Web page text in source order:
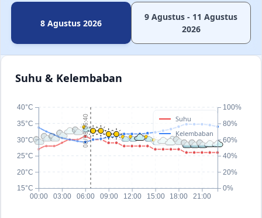
8 Agustus 2026
9 Agustus - 11 Agustus
2026
Suhu & Kelembaban
08/08 06:40
00:00 03:00 06:00 09:00 12:00 15:00 18:00 21:00
15°C
20°C
25°C
30°C
35°C
40°C
0%
20%
40%
60%
80%
100%
Suhu
Kelembaban